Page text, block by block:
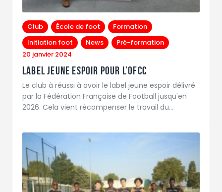
Club École de foot
Formation
Initiation foot
News
Pré-formation
20 janvier 2024
Label jeune espoir pour l’OFCC
Le club à réussi à avoir le label jeune espoir délivré
par la Fédération Française de Football jusqu'en
2026. Cela vient récompenser le travail du…